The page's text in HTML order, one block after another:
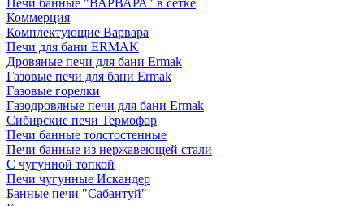
Печи банные "ВАРВАРА" в сетке
Коммерция
Комплектующие Варвара
Печи для бани ERMAK
Дровяные печи для бани Ermak
Газовые печи для бани Ermak
Газовые горелки
Газодровяные печи для бани Ermak
Сибирские печи Термофор
Печи банные толстостенные
Печи банные из нержавеющей стали
С чугунной топкой
Печи чугунные Искандер
Банные печи "Сабантуй"